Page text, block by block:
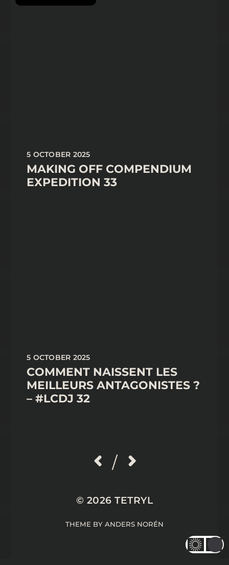
5 OCTOBER 2025
MAKING OFF COMPENDIUM
EXPEDITION 33
5 OCTOBER 2025
COMMENT NAISSENT LES
MEILLEURS ANTAGONISTES ?
– #LCDJ 32
/
© 2026TETRYL
THEME BY ANDERS NORÉN